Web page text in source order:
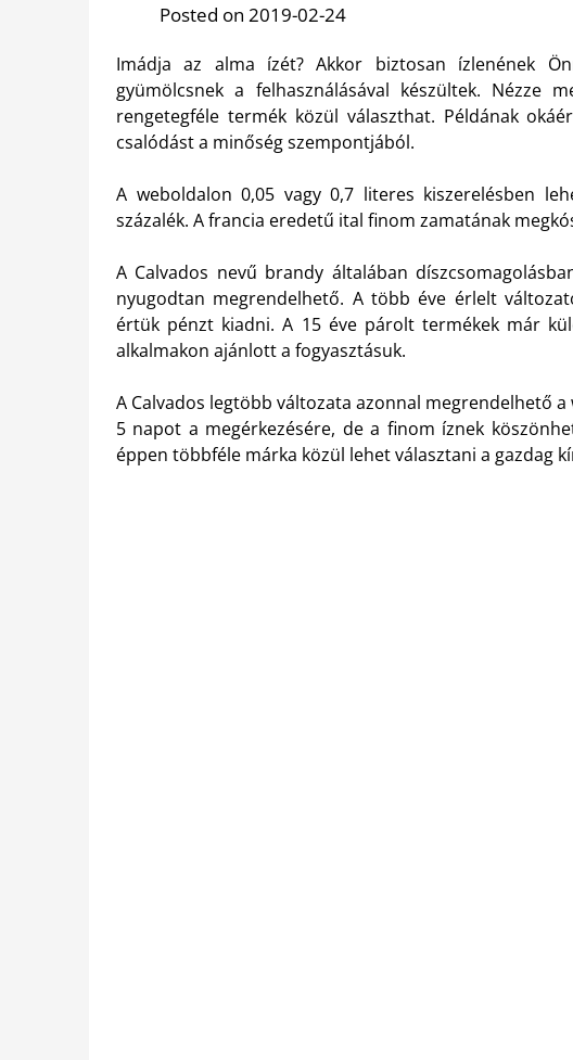
Posted on 2019-02-24
Imádja az alma ízét? Akkor biztosan ízlenének
gyümölcsnek a felhasználásával készültek.
rengetegféle termék közül választhat. Példának
csalódást a minőség szempontjából.
A weboldalon 0,05 vagy 0,7 literes kiszerelésben
százalék. A francia eredetű ital finom zamatának
A Calvados nevű brandy általában
nyugodtan megrendelhető. A több éve érlelt
értük pénzt kiadni. A 15 éve párolt termékek már
alkalmakon ajánlott a fogyasztásuk.
A Calvados legtöbb változata azonnal megrendelhető
5 napot a megérkezésére, de a finom íznek
éppen többféle márka közül lehet választani a gazdag